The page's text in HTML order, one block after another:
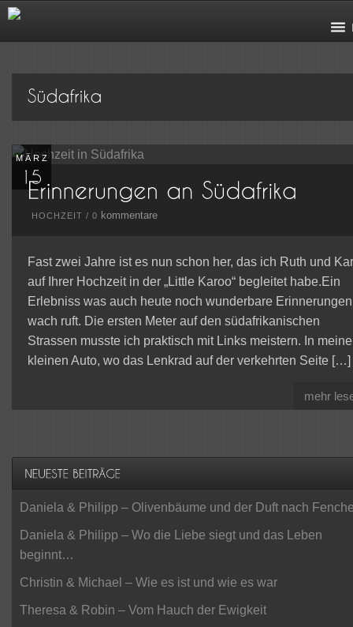
MÄRZ
HOCHZEIT / 0 kommentare
Fast zwei Jahre ist es nun schon her, das ich Ruth und
auf Ihrer Hochzeit in der „Little Karoo“ begleitet habe.Ein
Erlebniss was auch heute noch wunderbare Erinnerungen
wach ruft. Die ersten Meter auf den südafrikanischen
Strassen musste ich praktisch mit Links meistern. In
kleinen Auto, wo das Lenkrad auf der verkehrten Seite […]
mehr
Daniela & Philipp – Olivenbäume und der Duft nach
Daniela & Philipp – Wo die Liebe siegt und das Leben
beginnt…
Christin & Michael – Wie es ist und wie es war
Theresa & Robin – Vom Hauch der Ewigkeit